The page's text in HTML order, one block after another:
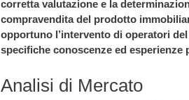
corretta valutazione e la
compravendita del prodotto
opportuno l’intervento di operatori
specifiche conoscenze ed esperienze
Analisi di Mercato